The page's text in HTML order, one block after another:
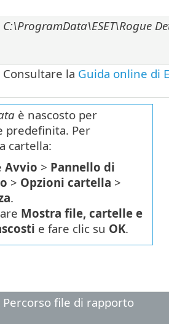
C:\ProgramData\ESET\Rogue
Consultare la Guida online di
è nascosto per
predefinita. Per
cartella:
Avvio > Pannello di
> Opzioni cartella >
.
Mostra file, cartelle e
e fare clic su OK.
Percorso file di rapporto